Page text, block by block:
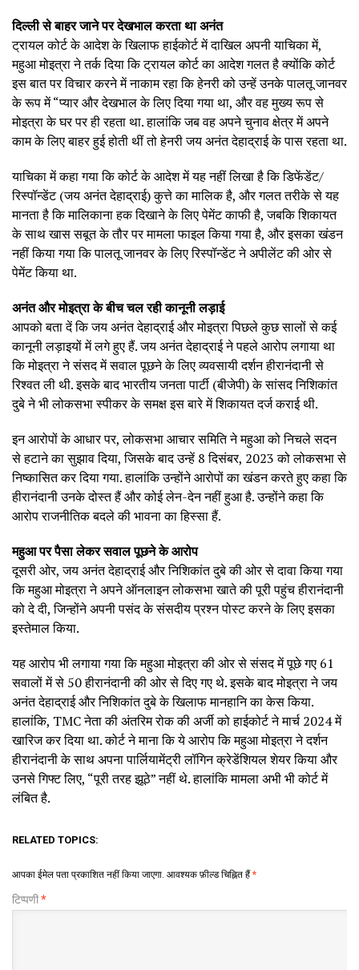
दिल्ली से बाहर जाने पर देखभाल करता था अनंत
ट्रायल कोर्ट के आदेश के खिलाफ हाईकोर्ट में दाखिल अपनी याचिका में,
महुआ मोइत्रा ने तर्क दिया कि ट्रायल कोर्ट का आदेश गलत है क्योंकि कोर्ट
इस बात पर विचार करने में नाकाम रहा कि हेनरी को उन्हें उनके पालतू जानवर
के रूप में “प्यार और देखभाल के लिए दिया गया था, और वह मुख्य रूप से
मोइत्रा के घर पर ही रहता था. हालांकि जब वह अपने चुनाव क्षेत्र में अपने
काम के लिए बाहर हुई होती थीं तो हेनरी जय अनंत देहाद्राई के पास रहता था.
याचिका में कहा गया कि कोर्ट के आदेश में यह नहीं लिखा है कि डिफेंडेंट/
रिस्पॉन्डेंट (जय अनंत देहाद्राई) कुत्ते का मालिक है, और गलत तरीके से यह
मानता है कि मालिकाना हक दिखाने के लिए पेमेंट काफी है, जबकि शिकायत
के साथ खास सबूत के तौर पर मामला फाइल किया गया है, और इसका खंडन
नहीं किया गया कि पालतू जानवर के लिए रिस्पॉन्डेंट ने अपीलेंट की ओर से
पेमेंट किया था.
अनंत और मोइत्रा के बीच चल रही कानूनी लड़ाई
आपको बता दें कि जय अनंत देहाद्राई और मोइत्रा पिछले कुछ सालों से कई
कानूनी लड़ाइयों में लगे हुए हैं. जय अनंत देहाद्राई ने पहले आरोप लगाया था
कि मोइत्रा ने संसद में सवाल पूछने के लिए व्यवसायी दर्शन हीरानंदानी से
रिश्वत ली थी. इसके बाद भारतीय जनता पार्टी (बीजेपी) के सांसद निशिकांत
दुबे ने भी लोकसभा स्पीकर के समक्ष इस बारे में शिकायत दर्ज कराई थी.
इन आरोपों के आधार पर, लोकसभा आचार समिति ने महुआ को निचले सदन
से हटाने का सुझाव दिया, जिसके बाद उन्हें 8 दिसंबर, 2023 को लोकसभा से
निष्कासित कर दिया गया. हालांकि उन्होंने आरोपों का खंडन करते हुए कहा कि
हीरानंदानी उनके दोस्त हैं और कोई लेन-देन नहीं हुआ है. उन्होंने कहा कि
आरोप राजनीतिक बदले की भावना का हिस्सा हैं.
महुआ पर पैसा लेकर सवाल पूछने के आरोप
दूसरी ओर, जय अनंत देहाद्राई और निशिकांत दुबे की ओर से दावा किया गया
कि महुआ मोइत्रा ने अपने ऑनलाइन लोकसभा खाते की पूरी पहुंच हीरानंदानी
को दे दी, जिन्होंने अपनी पसंद के संसदीय प्रश्न पोस्ट करने के लिए इसका
इस्तेमाल किया.
यह आरोप भी लगाया गया कि महुआ मोइत्रा की ओर से संसद में पूछे गए 61
सवालों में से 50 हीरानंदानी की ओर से दिए गए थे. इसके बाद मोइत्रा ने जय
अनंत देहाद्राई और निशिकांत दुबे के खिलाफ मानहानि का केस किया.
हालांकि, TMC नेता की अंतरिम रोक की अर्जी को हाईकोर्ट ने मार्च 2024 में
खारिज कर दिया था. कोर्ट ने माना कि ये आरोप कि महुआ मोइत्रा ने दर्शन
हीरानंदानी के साथ अपना पार्लियामेंट्री लॉगिन क्रेडेंशियल शेयर किया और
उनसे गिफ्ट लिए, “पूरी तरह झूठे” नहीं थे. हालांकि मामला अभी भी कोर्ट में
लंबित है.
RELATED TOPICS:
आपका ईमेल पता प्रकाशित नहीं किया जाएगा. आवश्यक फ़ील्ड चिह्नित हैं*
टिप्पणी*